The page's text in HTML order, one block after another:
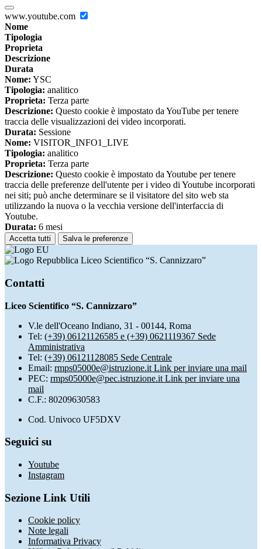
www.youtube.com
Nome
Tipologia
Proprieta
Descrizione
Durata
Nome: YSC
Tipologia: analitico
Proprieta: Terza parte
Descrizione: Questo cookie è impostato da YouTube per tenere
traccia delle visualizzazioni dei video incorporati.
Durata: Sessione
Nome: VISITOR_INFO1_LIVE
Tipologia: analitico
Proprieta: Terza parte
Descrizione: Questo cookie è impostato da Youtube per tenere
traccia delle preferenze dell'utente per i video di Youtube incorporati
nei siti; può anche determinare se il visitatore del sito web sta
utilizzando la nuova o la vecchia versione dell'interfaccia di
Youtube.
Durata: 6 mesi
Accetta tutti Salva le preferenze
Liceo Scientifico “S. Cannizzaro”
Contatti
Liceo Scientifico “S. Cannizzaro”
V.le dell'Oceano Indiano, 31 - 00144, Roma
Tel: (+39) 06121126585 e (+39) 0621119367 Sede
Amministrativa
Tel: (+39) 06121128085 Sede Centrale
Email: rmps05000e@istruzione.it Link per inviare una mail
PEC: rmps05000e@pec.istruzione.it Link per inviare una
mail
C.F.: 80209630583
Cod. Univoco UF5DXV
Seguici su
Youtube
Instagram
Sezione Link Utili
Cookie policy
Note legali
Informativa Privacy